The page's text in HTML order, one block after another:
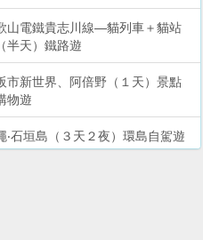
山電鐵貴志川線—貓列車＋貓站
半天）鐵路遊
市新世界、阿倍野（１天）景點
物遊
‧石垣島（３天２夜）環島自駕遊